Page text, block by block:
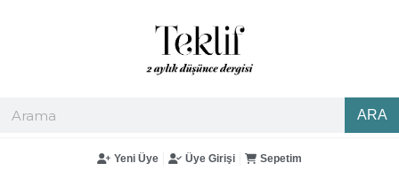
ARA
Yeni Üye Üye Girişi Sepetim